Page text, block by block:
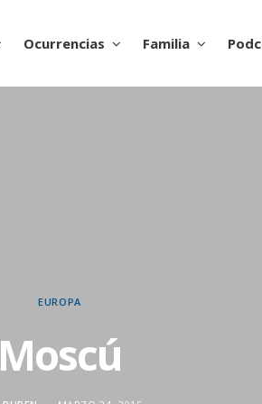
Ocurrencias Familia
EUROPA
Moscú